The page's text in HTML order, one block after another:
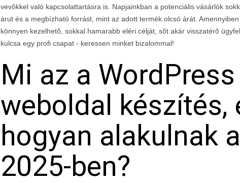
vevõkkel való kapcsolattartásra is. Napjainkban a potenciális vásárlók
árut és a megbízható forrást, mint az adott termék olcsó árát.
könnyen kezelhetõ, sokkal hamarabb eléri célját, sõt akár visszatérõ
kulcsa egy profi csapat - keressen minket bizalommal!
Mi az a WordPress
weboldal készítés,
hogyan alakulnak
2025-ben?